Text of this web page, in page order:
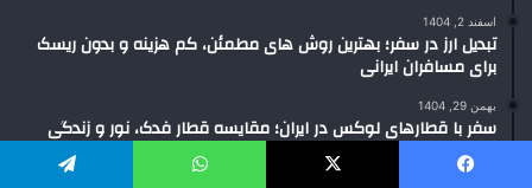
اسفند 2, 1404
تبدیل ارز در سفر؛ بهترین روش های مطمئن، کم هزینه و بدون ریسک
برای مسافران ایرانی
بهمن 29, 1404
سفر با قطارهای لوکس در ایران؛ مقایسه قطار فدک، نور و زندگی
برای انتخاب بهترین تجربه سفر ریلی